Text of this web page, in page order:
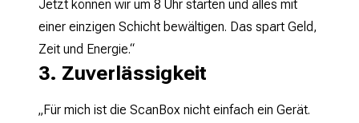
Jetzt können wir um 8 Uhr starten und alles mit
einer einzigen Schicht bewältigen. Das spart Geld,
Zeit und Energie.“
3. Zuverlässigkeit
„Für mich ist die ScanBox nicht einfach ein Gerät.